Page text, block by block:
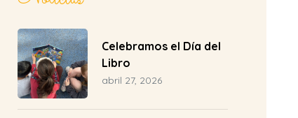
Celebramos el Día del
Libro
abril 27, 2026